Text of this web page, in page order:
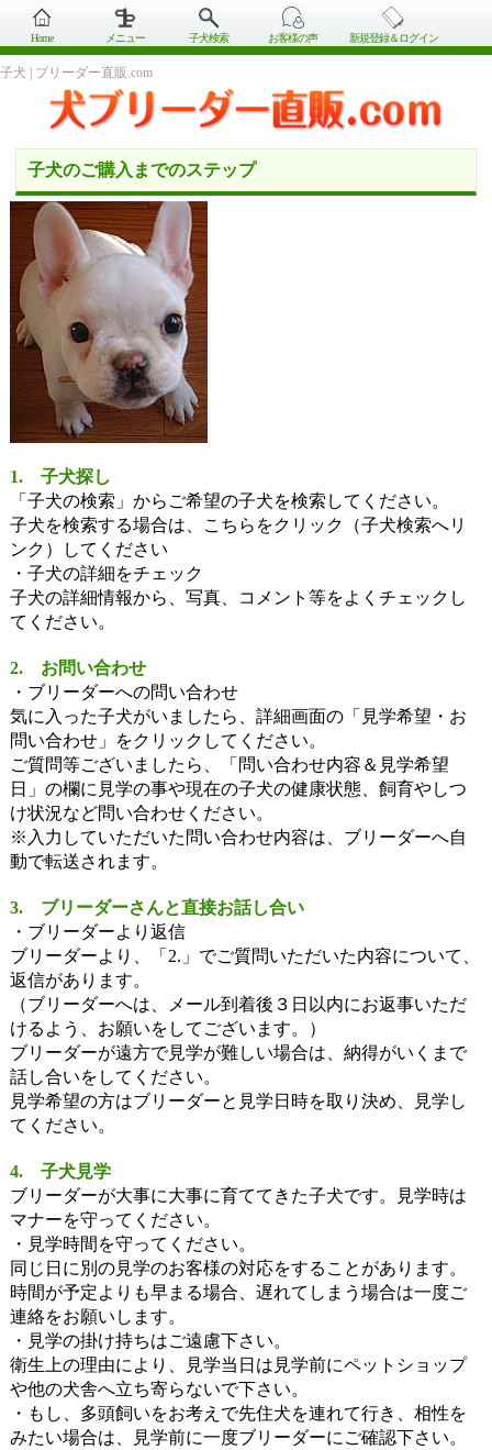
Home メニュー 子犬検索 お客様の声 新規登録＆ログイン
子犬 | ブリーダー直販.com
子犬のご購入までのステップ
1. 子犬探し
「子犬の検索」からご希望の子犬を検索してください。
子犬を検索する場合は、こちらをクリック（子犬検索へリ
ンク）してください
・子犬の詳細をチェック
子犬の詳細情報から、写真、コメント等をよくチェックし
てください。
2. お問い合わせ
・ブリーダーへの問い合わせ
気に入った子犬がいましたら、詳細画面の「見学希望・お
問い合わせ」をクリックしてください。
ご質問等ございましたら、「問い合わせ内容＆見学希望
日」の欄に見学の事や現在の子犬の健康状態、飼育やしつ
け状況など問い合わせください。
※入力していただいた問い合わせ内容は、ブリーダーへ自
動で転送されます。
3. ブリーダーさんと直接お話し合い
・ブリーダーより返信
ブリーダーより、「2.」でご質問いただいた内容について、
返信があります。
（ブリーダーへは、メール到着後３日以内にお返事いただ
けるよう、お願いをしてございます。）
ブリーダーが遠方で見学が難しい場合は、納得がいくまで
話し合いをしてください。
見学希望の方はブリーダーと見学日時を取り決め、見学し
てください。
4. 子犬見学
ブリーダーが大事に大事に育ててきた子犬です。見学時は
マナーを守ってください。
・見学時間を守ってください。
同じ日に別の見学のお客様の対応をすることがあります。
時間が予定よりも早まる場合、遅れてしまう場合は一度ご
連絡をお願いします。
・見学の掛け持ちはご遠慮下さい。
衛生上の理由により、見学当日は見学前にペットショップ
や他の犬舎へ立ち寄らないで下さい。
・もし、多頭飼いをお考えで先住犬を連れて行き、相性を
みたい場合は、見学前に一度ブリーダーにご確認下さい。